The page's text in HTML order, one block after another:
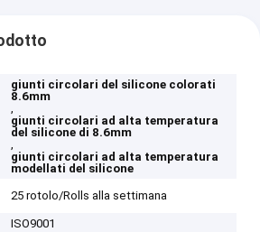
giunti circolari del silicone colorati
8.6mm
,
giunti circolari ad alta temperatura
del silicone di 8.6mm
,
giunti circolari ad alta temperatura
modellati del silicone
25 rotolo/Rolls alla settimana
ISO9001